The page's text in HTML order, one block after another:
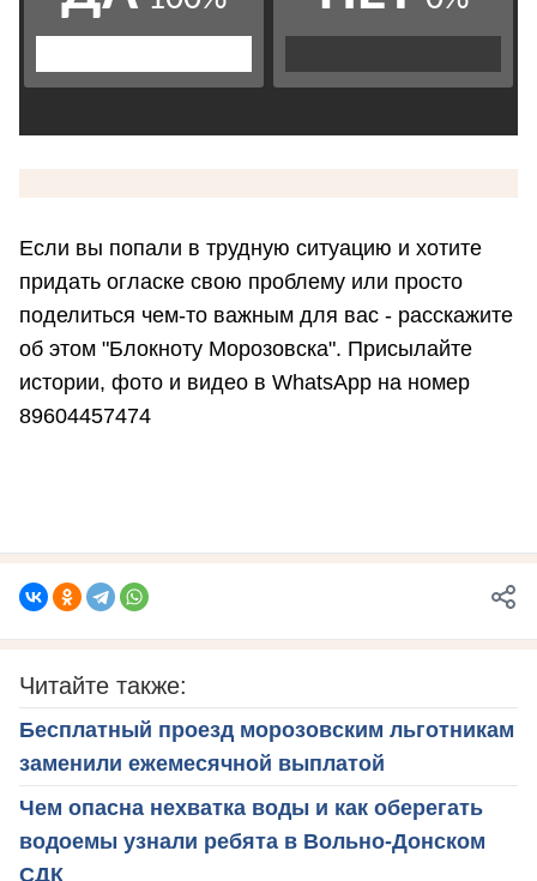
Если вы попали в трудную ситуацию и хотите
придать огласке свою проблему или просто
поделиться чем-то важным для вас - расскажите
об этом "Блокноту Морозовска". Присылайте
истории, фото и видео в WhatsApp на номер
89604457474
Читайте также:
Бесплатный проезд морозовским льготникам
заменили ежемесячной выплатой
Чем опасна нехватка воды и как оберегать
водоемы узнали ребята в Вольно-Донском
СДК